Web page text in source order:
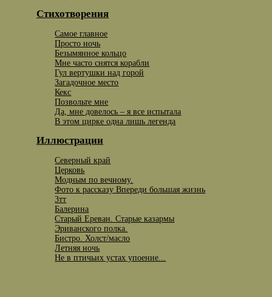
Стихотворения
Самое главное
Просто ночь
Безымянное кольцо
Мне часто снятся корабли
Гул вертушки над горой
Загадочное место
Кекс
Позвольте мне
Да, мне довелось – я все испытала
В этом цирке одна лишь легенда
Иллюстрации
Северный край
Церковь
Модным по вечному.
Фото к рассказу Впереди большая жизнь
3тт
Балерина
Старый Ереван. Старые казармы
Эриванского полка.
Бистро. Холст/масло
Летняя ночь
Не в птичьих устах упоение...